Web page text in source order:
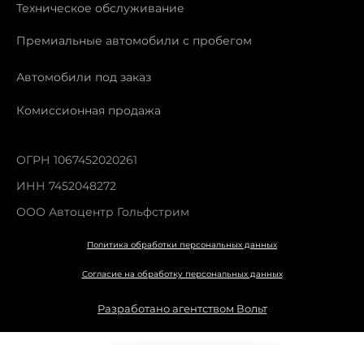
Техническое обслуживание
Премиальные автомобили с пробегом
Автомобили под заказ
Комиссионная продажа
ОГРН 1067452020261
ИНН 7452048272
ООО Автоцентр Гольфстрим
Политика обработки персональных данных
Согласие на обработку персональных данных
Разработано агентством Вольт